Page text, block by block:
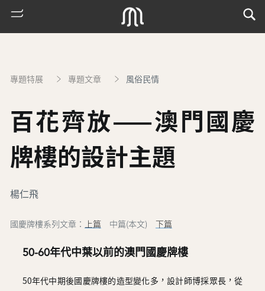
專題特展 專題文章 風俗民情
百花齊放——澳門國慶
牌樓的設計主題
楊仁飛
國慶牌樓系列文章： 上篇 中篇(本文) 下篇
50-60年代中葉以前的澳門國慶牌樓
50年代中期後國慶牌樓的造型變化多，設計師博採眾長，從